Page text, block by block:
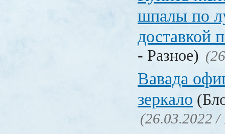
шпалы по
доставкой
- Разное)
Вавада
зеркало
(26.03.2022 /